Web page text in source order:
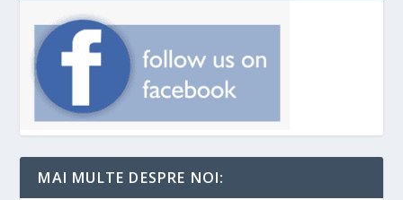
MAI MULTE DESPRE NOI: